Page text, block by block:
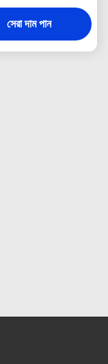
হোল্ডার স্যুভেনির
সেরা দাম পান